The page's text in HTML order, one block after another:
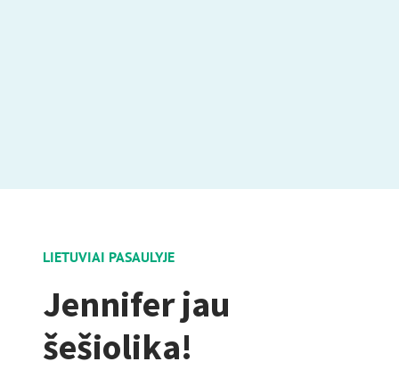
LIETUVIAI PASAULYJE
Jennifer jau
šešiolika!